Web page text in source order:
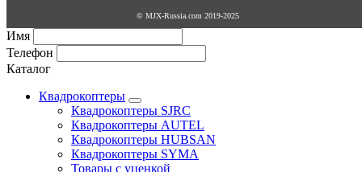
© MJX-Russia.com 2019-2025
Имя
Телефон
Каталог
Квадрокоптеры
Квадрокоптеры SJRC
Квадрокоптеры AUTEL
Квадрокоптеры HUBSAN
Квадрокоптеры SYMA
Товары с уценкой